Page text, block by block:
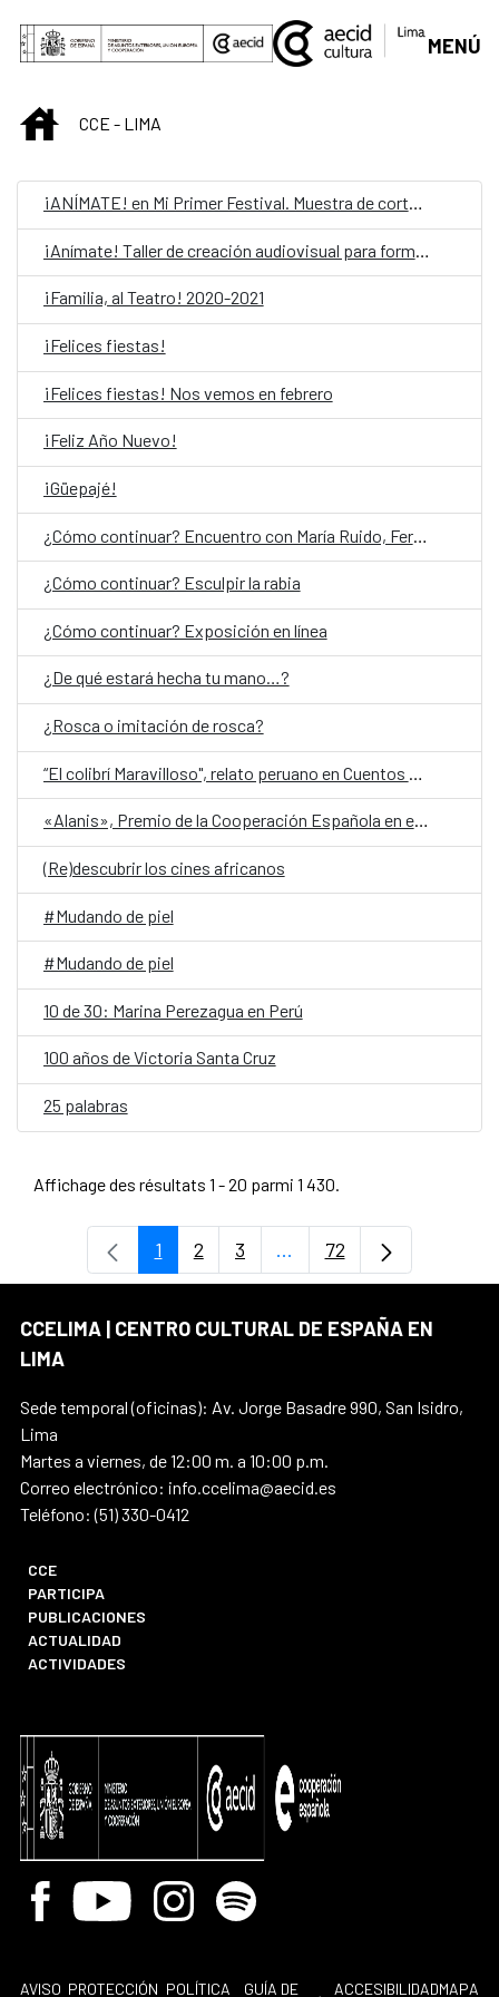
Saut au contenu principal
MENÚ
INICIOCCE - LIMA
¡ANÍMATE! en Mi Primer Festival. Muestra de cortometrajes
¡Familia, al Teatro! 2020-2021
¡Felices fiestas!
¡Felices fiestas! Nos vemos en febrero
¡Feliz Año Nuevo!
¡Güepajé!
¿Cómo continuar? Encuentro con María Ruido, Fernanda Laguna y Jorge Villacorta
¿Cómo continuar? Esculpir la rabia
¿Cómo continuar? Exposición en línea
¿De qué estará hecha tu mano…?
¿Rosca o imitación de rosca?
«Alanis», Premio de la Cooperación Española en el Festival de San Sebastián
(Re)descubrir los cines africanos
#Mudando de piel
#Mudando de piel
10 de 30: Marina Perezagua en Perú
100 años de Victoria Santa Cruz
25 palabras
Affichage des résultats 1 - 20 parmi 1 430.
Page
1 Page
2 Page
3 ...Pages intermédiaires
Page
72
CCELIMA | CENTRO CULTURAL DE ESPAÑA EN
LIMA
Sede temporal (oficinas): Av. Jorge Basadre 990, San Isidro,
Lima
Martes a viernes, de 12:00 m. a 10:00 p.m.
Correo electrónico: info.ccelima@aecid.es
Teléfono: (51) 330-0412
CCE
PARTICIPA
PUBLICACIONES
ACTUALIDAD
ACTIVIDADES
Facebook
Youtube InstagramSpotify
AVISO PROTECCIÓN POLÍTICA
GUÍA DE
ACCESIBILIDADMAPA